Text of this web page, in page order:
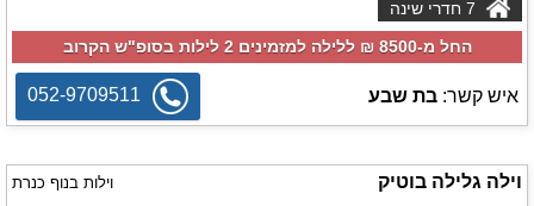
החל מ-‏8500 ₪ ללילה למזמינים 2 לילות בסופ"ש הקרוב
איש קשר: בת שבע 052-9709511
וילה גלילה בוטיק וילות בנוף כנרת